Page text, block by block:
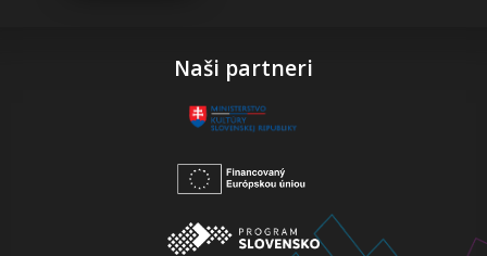
Naši partneri